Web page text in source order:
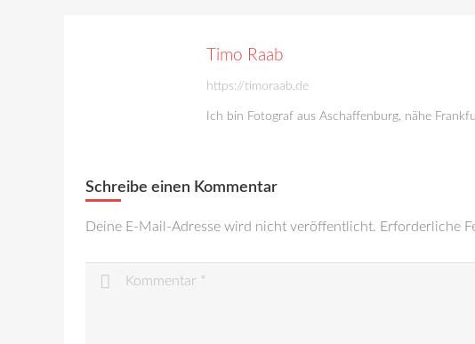
Timo Raab
https://timoraab.de
Ich bin Fotograf aus Aschaffenburg, nähe
Schreibe einen Kommentar
Deine E-Mail-Adresse wird nicht veröffentlicht. Erforderliche